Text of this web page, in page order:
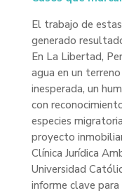
El trabajo de
generado
En La Libertad,
agua en un
inesperada, un
con
especies
proyecto
Clínica Jurídica
Universidad
informe clave